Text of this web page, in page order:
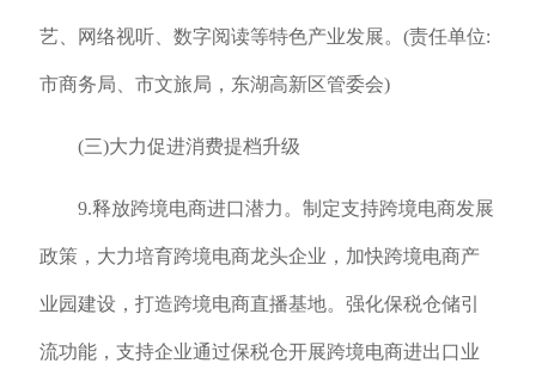
艺、网络视听、数字阅读等特色产业发展。(责任单位:
市商务局、市文旅局，东湖高新区管委会)
(三)大力促进消费提档升级
9.释放跨境电商进口潜力。制定支持跨境电商发展
政策，大力培育跨境电商龙头企业，加快跨境电商产
业园建设，打造跨境电商直播基地。强化保税仓储引
流功能，支持企业通过保税仓开展跨境电商进出口业